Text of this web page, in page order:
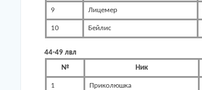
9 Лицемер
10 Бейлис
44-49 лвл
№
Ник
1 Приколюшка